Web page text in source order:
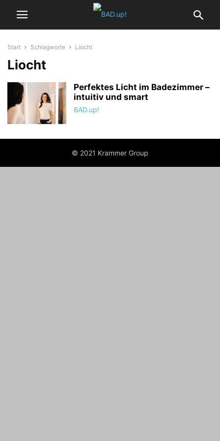
Start Schlagworte Liocht
Liocht
Perfektes Licht im Badezimmer –
intuitiv und smart
BAD.up!
© 2021 Krammer Group